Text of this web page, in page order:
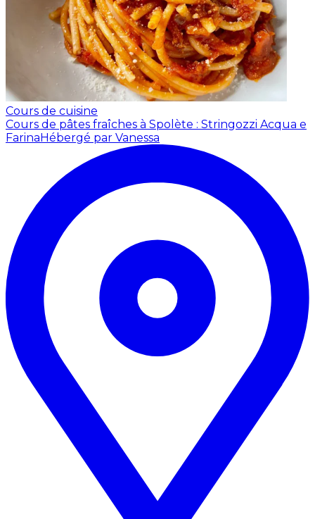
Cours de cuisine
Cours de pâtes fraîches à Spolète : Stringozzi Acqua e
FarinaHébergé par Vanessa